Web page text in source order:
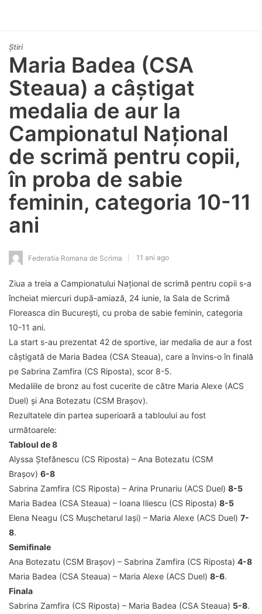
Știri
Maria Badea (CSA
Steaua) a câștigat
medalia de aur la
Campionatul Național
de scrimă pentru copii,
în proba de sabie
feminin, categoria 10-11
ani
Federatia Romana de Scrima 11 ani ago
Ziua a treia a Campionatului Național de scrimă pentru copii s-a
încheiat miercuri după-amiază, 24 iunie, la Sala de Scrimă
Floreasca din București, cu proba de sabie feminin, categoria
10-11 ani.
La start s-au prezentat 42 de sportive, iar medalia de aur a fost
câștigată de Maria Badea (CSA Steaua), care a învins-o în finală
pe Sabrina Zamfira (CS Riposta), scor 8-5.
Medaliile de bronz au fost cucerite de către Maria Alexe (ACS
Duel) și Ana Botezatu (CSM Brașov).
Rezultatele din partea superioară a tabloului au fost
următoarele:
Tabloul de 8
Alyssa Ștefănescu (CS Riposta) – Ana Botezatu (CSM
Brașov) 6-8
Sabrina Zamfira (CS Riposta) – Arina Prunariu (ACS Duel) 8-5
Maria Badea (CSA Steaua) – Ioana Iliescu (CS Riposta) 8-5
Elena Neagu (CS Mușchetarul Iași) – Maria Alexe (ACS Duel) 7-
8.
Semifinale
Ana Botezatu (CSM Brașov) – Sabrina Zamfira (CS Riposta) 4-8
Maria Badea (CSA Steaua) – Maria Alexe (ACS Duel) 8-6.
Finala
Sabrina Zamfira (CS Riposta) – Maria Badea (CSA Steaua) 5-8.